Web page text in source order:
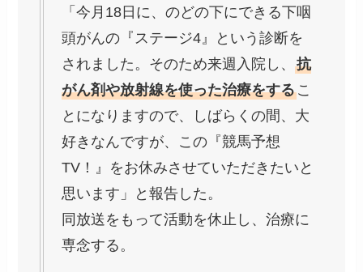
「今月18日に、のどの下にできる下咽
頭がんの『ステージ4』という診断を
されました。そのため来週入院し、抗
がん剤や放射線を使った治療をするこ
とになりますので、しばらくの間、大
好きなんですが、この『競馬予想
TV！』をお休みさせていただきたいと
思います」と報告した。
同放送をもって活動を休止し、治療に
専念する。